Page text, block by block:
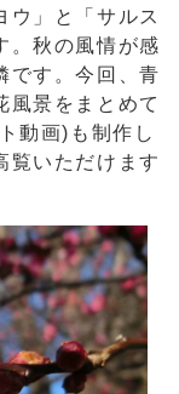
ウ」と「サルス
。秋の風情が感
です。今回、青
風景をまとめて
動画)も制作し
覧いただけます